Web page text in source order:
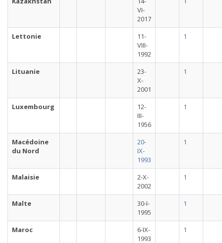
VI-
2017
Lettonie
11-
VIII-
1992
1
Lituanie
23-
X-
2001
1
Luxembourg
12-
III-
1956
1
Macédoine
du Nord
20-
IX-
1993
1
Malaisie
2-X-
2002
1
Malte
30-I-
1995
1
Maroc
6-IX-
1993
1